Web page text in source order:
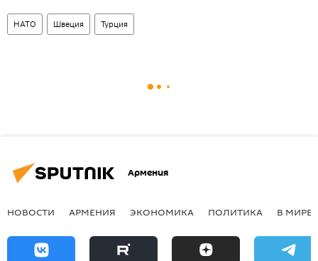
НАТО Швеция Турция
Армения
НОВОСТИ АРМЕНИЯ ЭКОНОМИКА ПОЛИТИКА В МИРЕ